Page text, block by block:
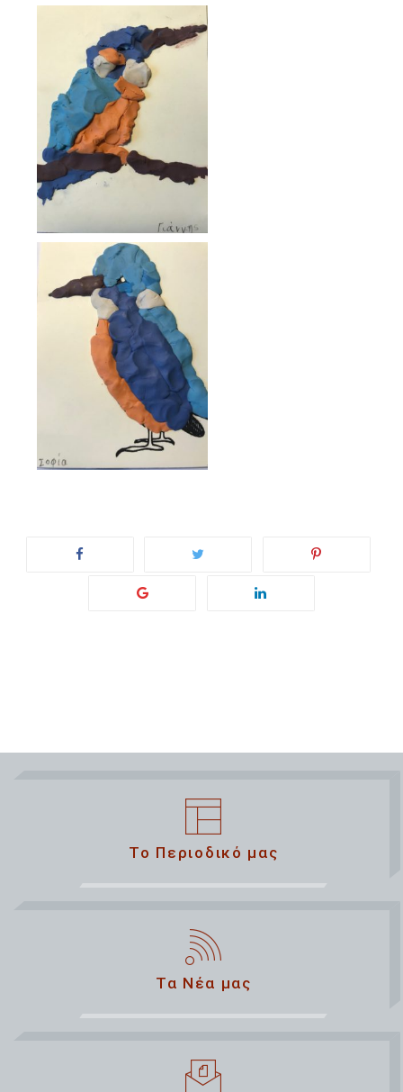
Το Περιοδικό μας
Τα Νέα μας